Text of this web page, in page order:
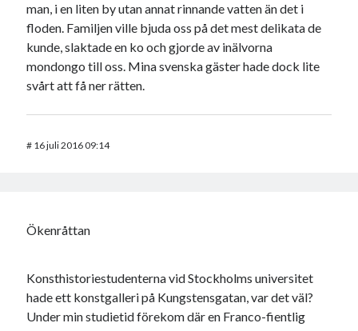
man, i en liten by utan annat rinnande vatten än det i
floden. Familjen ville bjuda oss på det mest delikata de
kunde, slaktade en ko och gjorde av inälvorna
mondongo till oss. Mina svenska gäster hade dock lite
svårt att få ner rätten.
# 16 juli 2016 09:14
Ökenråttan
Konsthistoriestudenterna vid Stockholms universitet
hade ett konstgalleri på Kungstensgatan, var det väl?
Under min studietid förekom där en Franco-fientlig